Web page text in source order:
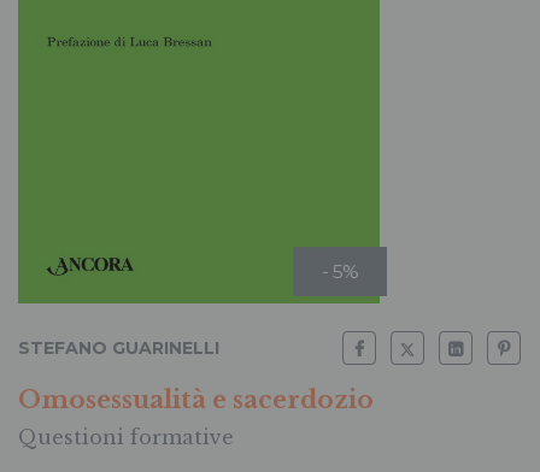
- 5%
STEFANO GUARINELLI
Omosessualità e sacerdozio
Questioni formative